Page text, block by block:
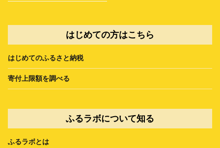
はじめての方はこちら
はじめてのふるさと納税
寄付上限額を調べる
ふるラボについて知る
ふるラボとは